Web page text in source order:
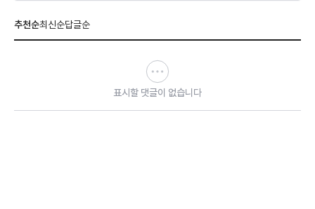
추천순최신순답글순
표시할 댓글이 없습니다